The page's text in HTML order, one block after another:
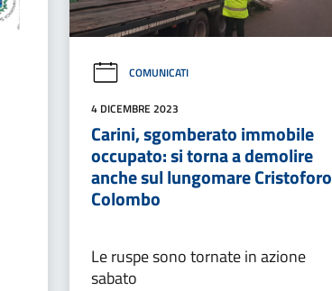
COMUNICATI
4 DICEMBRE 2023
Carini, sgomberato immobile
occupato: si torna a demolire
anche sul lungomare Cristoforo
Colombo
Le ruspe sono tornate in azione
sabato